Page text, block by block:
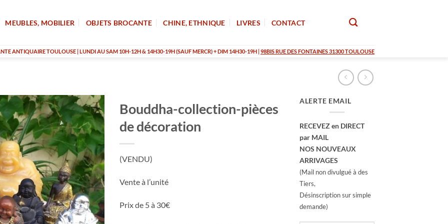
MEUBLES, MOBILIER OBJETS BROCANTE CHINE, ETHNIQUE LIVRES CONTACT
ANTIQUAIRE TOULOUSE | LUNDI AU SAM 10H-12H & 14H30-19H (SAUF MERCR) + DIM 14H30-19H |98BIS RUE DES FONTAINES 31300 TOULOUSE
Bouddha-collection-pièces
de décoration
(VENDU)
Vente à l’unité
Prix de 5 à 30€
ALERTE EMAIL
RECEVEZ en DIRECT
par MAIL
NOS NOUVEAUX
ARRIVAGES
(Mail non divulgué à des
Tiers,
Désinscription sur simple
demande)